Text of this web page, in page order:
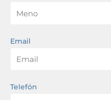
Email
Telefón